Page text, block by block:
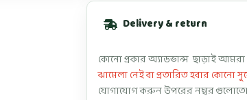
Delivery & return
কোনো প্রকার অ্যাডভান্স ছাড়াই আমরা
ঝামেলা নেই বা প্রতারিত হবার কোনো
যোগাযোগ করুন উপরের নম্বর গুলোতে।